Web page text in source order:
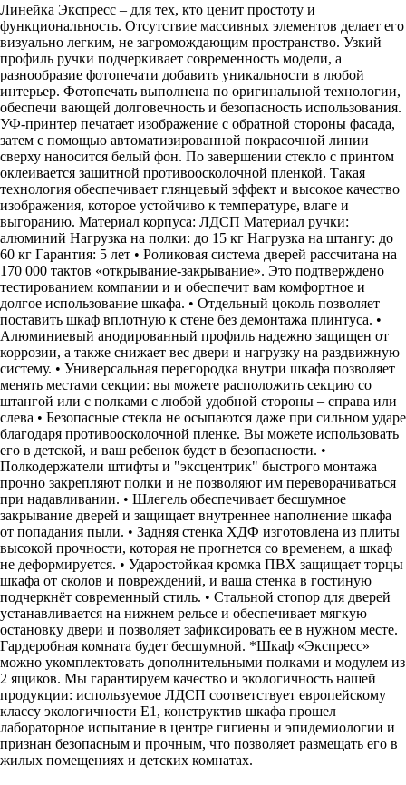
Линейка Экспресс – для тех, кто ценит простоту и
функциональность. Отсутствие массивных элементов делает его
визуально легким, не загромождающим пространство. Узкий
профиль ручки подчеркивает современность модели, а
разнообразие фотопечати добавить уникальности в любой
интерьер. Фотопечать выполнена по оригинальной технологии,
обеспечи вающей долговечность и безопасность использования.
УФ-принтер печатает изображение с обратной стороны фасада,
затем с помощью автоматизированной покрасочной линии
сверху наносится белый фон. По завершении стекло с принтом
оклеивается защитной противоосколочной пленкой. Такая
технология обеспечивает глянцевый эффект и высокое качество
изображения, которое устойчиво к температуре, влаге и
выгоранию. Материал корпуса: ЛДСП Материал ручки:
алюминий Нагрузка на полки: до 15 кг Нагрузка на штангу: до
60 кг Гарантия: 5 лет • Роликовая система дверей рассчитана на
170 000 тактов «открывание-закрывание». Это подтверждено
тестированием компании и и обеспечит вам комфортное и
долгое использование шкафа. • Отдельный цоколь позволяет
поставить шкаф вплотную к стене без демонтажа плинтуса. •
Алюминиевый анодированный профиль надежно защищен от
коррозии, а также снижает вес двери и нагрузку на раздвижную
систему. • Универсальная перегородка внутри шкафа позволяет
менять местами секции: вы можете расположить секцию со
штангой или с полками с любой удобной стороны – справа или
слева • Безопасные стекла не осыпаются даже при сильном ударе
благодаря противоосколочной пленке. Вы можете использовать
его в детской, и ваш ребенок будет в безопасности. •
Полкодержатели штифты и "эксцентрик" быстрого монтажа
прочно закрепляют полки и не позволяют им переворачиваться
при надавливании. • Шлегель обеспечивает бесшумное
закрывание дверей и защищает внутреннее наполнение шкафа
от попадания пыли. • Задняя стенка ХДФ изготовлена из плиты
высокой прочности, которая не прогнется со временем, а шкаф
не деформируется. • Ударостойкая кромка ПВХ защищает торцы
шкафа от сколов и повреждений, и ваша стенка в гостиную
подчеркнёт современный стиль. • Стальной стопор для дверей
устанавливается на нижнем рельсе и обеспечивает мягкую
остановку двери и позволяет зафиксировать ее в нужном месте.
Гардеробная комната будет бесшумной. *Шкаф «Экспресс»
можно укомплектовать дополнительными полками и модулем из
2 ящиков. Мы гарантируем качество и экологичность нашей
продукции: используемое ЛДСП соответствует европейскому
классу экологичности Е1, конструктив шкафа прошел
лабораторное испытание в центре гигиены и эпидемиологии и
признан безопасным и прочным, что позволяет размещать его в
жилых помещениях и детских комнатах.